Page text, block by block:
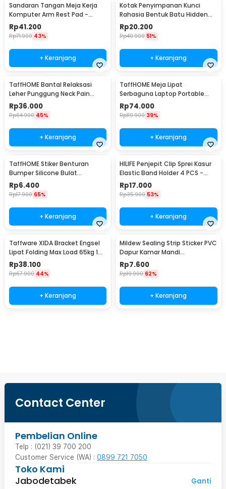
Sandaran Tangan Meja Kerja
Komputer Arm Rest Pad -
91526
Rp41.200
Rp71.900 43%
+ Keranjang
Kotak Penyimpanan Kunci
Rahasia Bentuk Batu Hidden
Key Box - B0521
Rp20.200
Rp40.900 51%
+ Keranjang
TaffHOME Bantal Relaksasi
Leher Punggung Neck Pain
Relief - HBF001
Rp36.000
Rp64.900 45%
+ Keranjang
TaffHOME Meja Lipat
Serbaguna Laptop Portable
Desk Minimalist Design - BO60
Rp74.000
Rp119.900 39%
+ Keranjang
TaffHOME Stiker Benturan
Bumper Silicone Bulat
Hemispherical 100 PCS - FZL10
Rp6.400
Rp17.900 65%
+ Keranjang
HILIFE Penjepit Clip Sprei Kasur
Elastic Band Holder 4 PCS -
200TC
Rp17.000
Rp35.900 53%
+ Keranjang
Taffware XIDA Bracket Engsel
Lipat Folding Max Load 65kg 14
Inch 2 PCS - JM007
Rp38.100
Rp67.900 44%
+ Keranjang
Mildew Sealing Strip Sticker PVC
Dapur Kamar Mandi
3.7cmx3.2M
Rp7.600
Rp19.900 62%
+ Keranjang
Contact Center
Pembelian Online
Telp : (021) 39 700 200
Customer Service (WA) : 0899 721 7050
Toko Kami
Jabodetabek
Ganti